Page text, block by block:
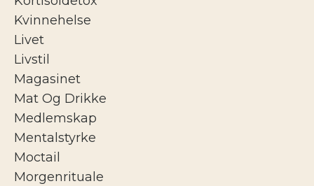
Kvinnehelse
Livet
Livstil
Magasinet
Mat Og Drikke
Medlemskap
Mentalstyrke
Moctail
Morgenrituale